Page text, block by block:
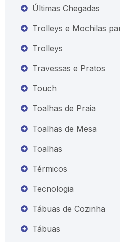
Últimas Chegadas
Trolleys e Mochilas
Trolleys
Travessas e Pratos
Touch
Toalhas de Praia
Toalhas de Mesa
Toalhas
Térmicos
Tecnologia
Tábuas de Cozinha
Tábuas